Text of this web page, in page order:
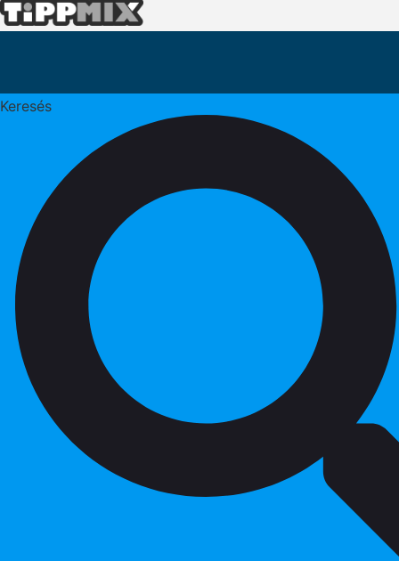
Keresés